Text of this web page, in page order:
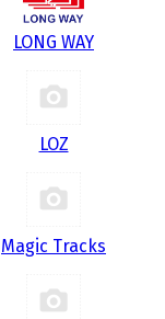
LONG WAY
LOZ
Magic Tracks